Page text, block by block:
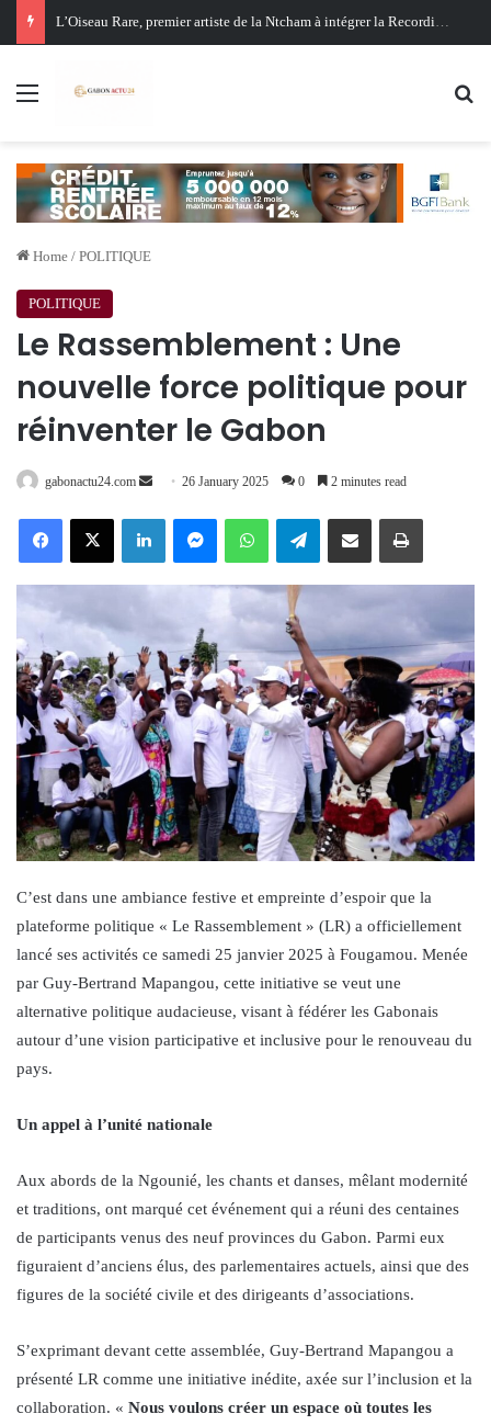
Oligui Nguema au Ghana : Libreville mise sur Accra pour renforcer sa stratégie diplomatique et économique
Menu
Home / POLITIQUE
POLITIQUE
Le Rassemblement : Une
nouvelle force politique pour
réinventer le Gabon
gabonactu24.com
Send 26 January 2025 0 2 minutes read
FacebookX LinkedInMessengerWhatsAppTelegramShare via Email Print
C’est dans une ambiance festive et empreinte d’espoir que la
plateforme politique « Le Rassemblement » (LR) a officiellement
lancé ses activités ce samedi 25 janvier 2025 à Fougamou. Menée
par Guy-Bertrand Mapangou, cette initiative se veut une
alternative politique audacieuse, visant à fédérer les Gabonais
autour d’une vision participative et inclusive pour le renouveau du
pays.
Un appel à l’unité nationale
Aux abords de la Ngounié, les chants et danses, mêlant modernité
et traditions, ont marqué cet événement qui a réuni des centaines
de participants venus des neuf provinces du Gabon. Parmi eux
figuraient d’anciens élus, des parlementaires actuels, ainsi que des
figures de la société civile et des dirigeants d’associations.
S’exprimant devant cette assemblée, Guy-Bertrand Mapangou a
présenté LR comme une initiative inédite, axée sur l’inclusion et la
collaboration. « Nous voulons créer un espace où toutes les